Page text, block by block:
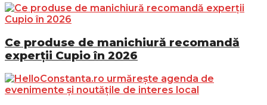
Ce produse de manichiură recomandă
experții Cupio în 2026